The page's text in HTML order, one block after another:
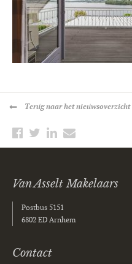
Terugnaar het nieuwsoverzicht
Van Asselt Makelaars
Postbus 5151
6802 ED Arnhem
Contact